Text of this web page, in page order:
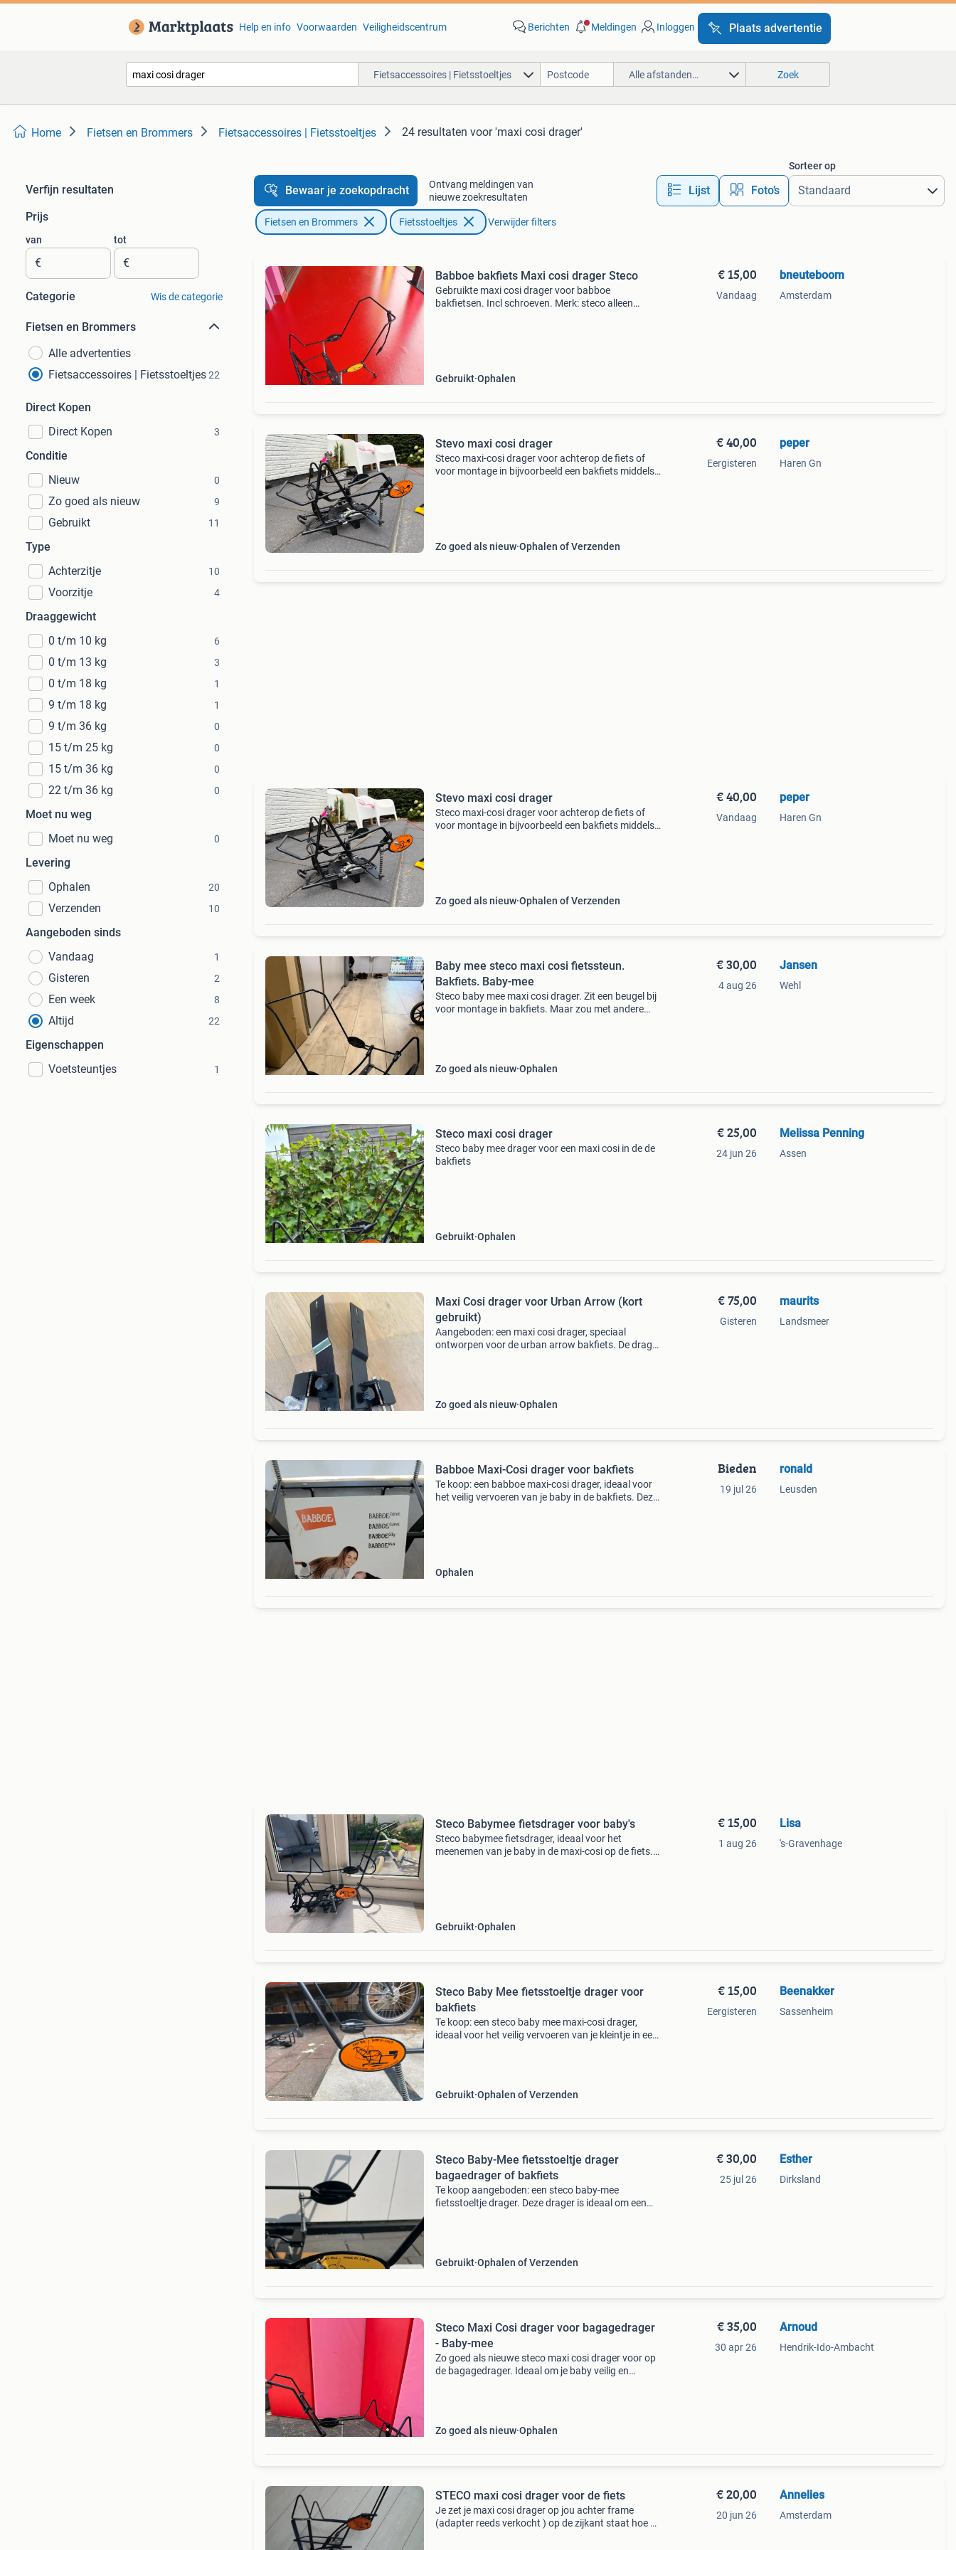
Help en info Voorwaarden Veiligheidscentrum Berichten Meldingen Inloggen Plaats advertentie
Fietsaccessoires | Fietsstoeltjes Alle afstanden… Zoek
Home Fietsen en Brommers Fietsaccessoires | Fietsstoeltjes 24 resultaten voor 'maxi cosi drager'
Verfijn resultaten
Prijs
van
€
tot
€
Categorie Wis de categorie
Fietsen en Brommers
Alle advertenties
Fietsaccessoires | Fietsstoeltjes22
Direct Kopen
Direct Kopen
3
Conditie
Nieuw
0
Zo goed als nieuw 9
Gebruikt 11
Type
Achterzitje
10
Voorzitje 4
Draaggewicht
0 t/m 10 kg
6
0 t/m 13 kg 3
0 t/m 18 kg 1
9 t/m 18 kg 1
9 t/m 36 kg 0
15 t/m 25 kg 0
15 t/m 36 kg 0
22 t/m 36 kg 0
Moet nu weg
Moet nu weg
0
Levering
Ophalen
20
Verzenden 10
Aangeboden sinds
Vandaag
1
Gisteren 2
Een week 8
Altijd 22
Eigenschappen
Voetsteuntjes
1
Bewaar je zoekopdracht
Ontvang meldingen van
nieuwe zoekresultaten
Lijst Foto’s
Sorteer op
Fietsen en Brommers Fietsstoeltjes Verwijder filters
Babboe bakfiets Maxi cosi drager Steco
Gebruikte maxi cosi drager voor babboe
bakfietsen. Incl schroeven. Merk: steco alleen
Gebruikt Ophalen
€ 15,00
Vandaag
bneuteboom
Amsterdam
Stevo maxi cosi drager
Steco maxi-cosi drager voor achterop de fiets of
voor montage in bijvoorbeeld een bakfiets middels
Zo goed als nieuw Ophalen of Verzenden
€ 40,00
Eergisteren
peper
Haren Gn
Stevo maxi cosi drager
Steco maxi-cosi drager voor achterop de fiets of
voor montage in bijvoorbeeld een bakfiets middels
Zo goed als nieuw Ophalen of Verzenden
€ 40,00
Vandaag
peper
Haren Gn
Baby mee steco maxi cosi fietssteun.
Bakfiets. Baby-mee
Steco baby mee maxi cosi drager. Zit een beugel bij
voor montage in bakfiets. Maar zou met andere
Zo goed als nieuw Ophalen
€ 30,00
4 aug 26
Jansen
Wehl
Steco maxi cosi drager
Steco baby mee drager voor een maxi cosi in de de
bakfiets
Gebruikt Ophalen
€ 25,00
24 jun 26
Melissa Penning
Assen
Maxi Cosi drager voor Urban Arrow (kort
gebruikt)
Aangeboden: een maxi cosi drager, speciaal
ontworpen voor de urban arrow bakfiets. De drager
Zo goed als nieuw Ophalen
€ 75,00
Gisteren
maurits
Landsmeer
Babboe Maxi-Cosi drager voor bakfiets
Te koop: een babboe maxi-cosi drager, ideaal voor
het veilig vervoeren van je baby in de bakfiets. Deze
Ophalen
Bieden
19 jul 26
ronald
Leusden
Steco Babymee fietsdrager voor baby's
Steco babymee fietsdrager, ideaal voor het
meenemen van je baby in de maxi-cosi op de fiets.
Gebruikt Ophalen
€ 15,00
1 aug 26
Lisa
's-Gravenhage
Steco Baby Mee fietsstoeltje drager voor
bakfiets
Te koop: een steco baby mee maxi-cosi drager,
ideaal voor het veilig vervoeren van je kleintje in een
Gebruikt Ophalen of Verzenden
€ 15,00
Eergisteren
Beenakker
Sassenheim
Steco Baby-Mee fietsstoeltje drager
bagaedrager of bakfiets
Te koop aangeboden: een steco baby-mee
fietsstoeltje drager. Deze drager is ideaal om een
Gebruikt Ophalen of Verzenden
€ 30,00
25 jul 26
Esther
Dirksland
Steco Maxi Cosi drager voor bagagedrager
- Baby-mee
Zo goed als nieuwe steco maxi cosi drager voor op
de bagagedrager. Ideaal om je baby veilig en
Zo goed als nieuw Ophalen
€ 35,00
30 apr 26
Arnoud
Hendrik-Ido-Ambacht
STECO maxi cosi drager voor de fiets
Je zet je maxi cosi drager op jou achter frame
(adapter reeds verkocht ) op de zijkant staat hoe of
€ 20,00
20 jun 26
Annelies
Amsterdam